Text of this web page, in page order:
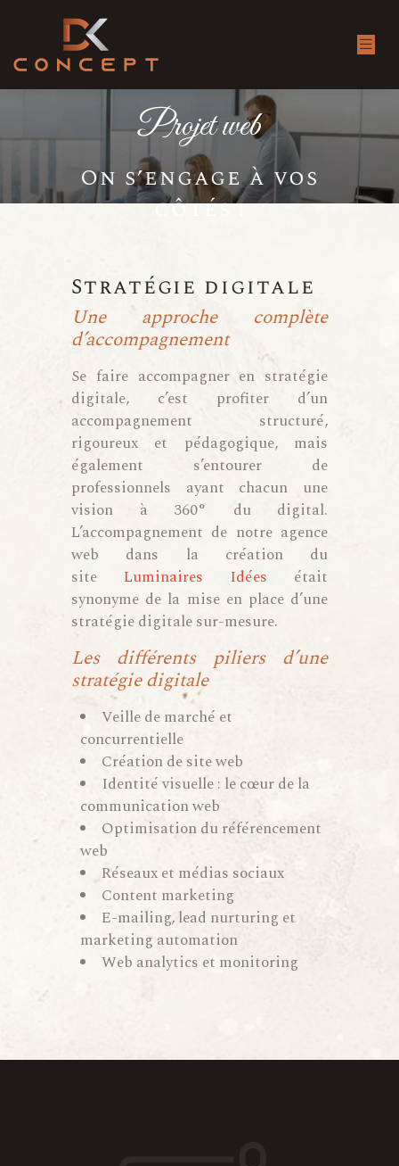
Projet web
On s’engage à vos
côtés !
Stratégie digitale
Une approche complète
d’accompagnement
Se faire accompagner en stratégie
digitale, c’est profiter d’un
accompagnement structuré,
rigoureux et pédagogique, mais
également s’entourer de
professionnels ayant chacun une
vision à 360° du digital.
L’accompagnement de notre agence
web dans la création du
site Luminaires Idées était
synonyme de la mise en place d’une
stratégie digitale sur-mesure.
Les différents piliers d’une
stratégie digitale
Veille de marché et
concurrentielle
Création de site web
Identité visuelle : le cœur de la
communication web
Optimisation du référencement
web
Réseaux et médias sociaux
Content marketing
E-mailing, lead nurturing et
marketing automation
Web analytics et monitoring